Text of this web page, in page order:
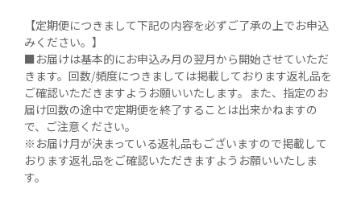
【定期便につきまして下記の内容を必ずご了承の上でお申込
みください。】
■お届けは基本的にお申込み月の翌月から開始させていただ
きます。回数/頻度につきましては掲載しております返礼品を
ご確認いただきますようお願いいたします。また、指定のお
届け回数の途中で定期便を終了することは出来かねますの
で、ご注意ください。
※お届け月が決まっている返礼品もございますので掲載して
おります返礼品をご確認いただきますようお願いいたしま
す。